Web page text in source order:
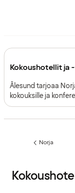
Kokoushotellit ja
Ålesund tarjoaa
kokouksille ja
kuuluisa Jugend-
Edellinen
Norja